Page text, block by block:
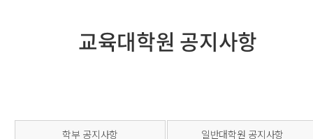
교육대학원 공지사항
학부 공지사항 일반대학원 공지사항